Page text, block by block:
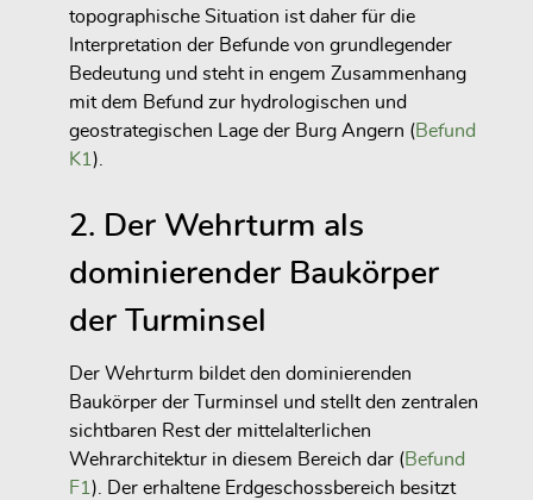
topographische Situation ist daher für die
Interpretation der Befunde von grundlegender
Bedeutung und steht in engem Zusammenhang
mit dem Befund zur hydrologischen und
geostrategischen Lage der Burg Angern (Befund
K1).
2. Der Wehrturm als
dominierender Baukörper
der Turminsel
Der Wehrturm bildet den dominierenden
Baukörper der Turminsel und stellt den zentralen
sichtbaren Rest der mittelalterlichen
Wehrarchitektur in diesem Bereich dar (Befund
F1). Der erhaltene Erdgeschossbereich besitzt